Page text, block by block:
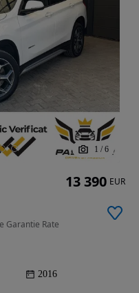
1 / 6
Garantie Rate
2016
13 390 EUR